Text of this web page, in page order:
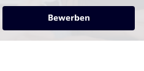
Bewerben